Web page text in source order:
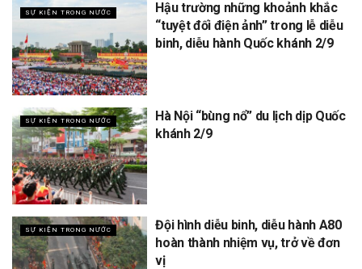
SỰ KIỆN TRONG NƯỚC
Hậu trường những khoảnh khắc
“tuyệt đối điện ảnh” trong lễ diễu
binh, diễu hành Quốc khánh 2/9
SỰ KIỆN TRONG NƯỚC
Hà Nội “bùng nổ” du lịch dịp Quốc
khánh 2/9
SỰ KIỆN TRONG NƯỚC
Đội hình diễu binh, diễu hành A80
hoàn thành nhiệm vụ, trở về đơn
vị